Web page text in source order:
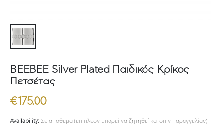
BEEBEE Silver Plated Παιδικός Κρίκος
Πετσέτας
€175.00
Availability: Σε απόθεμα (επιπλέον μπορεί να ζητηθεί κατόπιν παραγγελίας)